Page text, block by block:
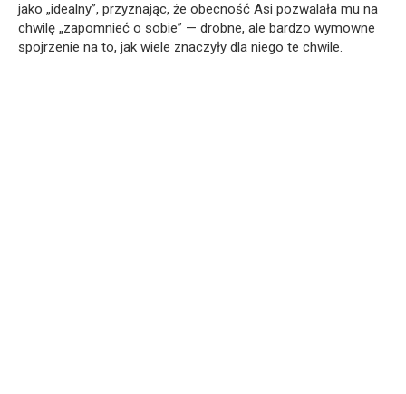
jako „idealny”, przyznając, że obecność Asi pozwalała mu na
chwilę „zapomnieć o sobie” — drobne, ale bardzo wymowne
spojrzenie na to, jak wiele znaczyły dla niego te chwile.